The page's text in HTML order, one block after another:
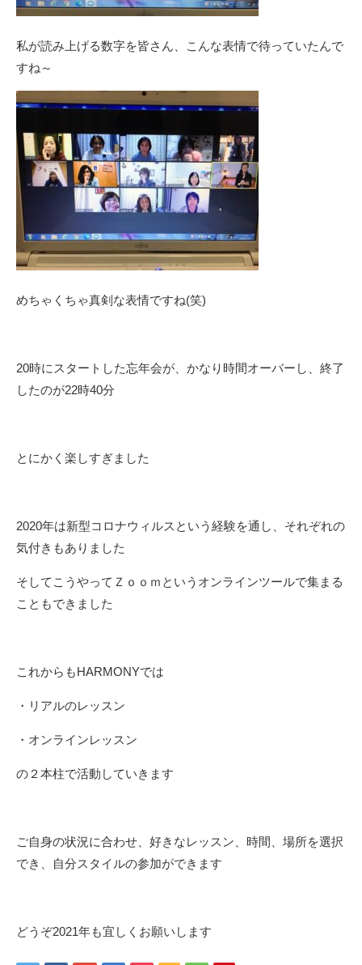
私が読み上げる数字を皆さん、こんな表情で待っていたんで
すね～
めちゃくちゃ真剣な表情ですね(笑)
20時にスタートした忘年会が、かなり時間オーバーし、終了
したのが22時40分
とにかく楽しすぎました
2020年は新型コロナウィルスという経験を通し、それぞれの
気付きもありました
そしてこうやってＺｏｏｍというオンラインツールで集まる
こともできました
これからもHARMONYでは
・リアルのレッスン
・オンラインレッスン
の２本柱で活動していきます
ご自身の状況に合わせ、好きなレッスン、時間、場所を選択
でき、自分スタイルの参加ができます
どうぞ2021年も宜しくお願いします